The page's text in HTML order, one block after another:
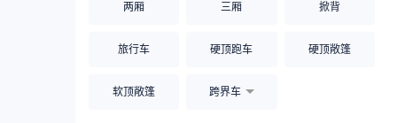
两厢 三厢 掀背
旅行车 硬顶跑车 硬顶敞篷
软顶敞篷 跨界车